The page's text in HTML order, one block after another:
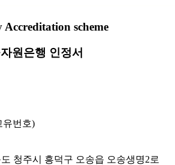
scheme
원은행 인정서
유번호)
청주시 흥덕구 오송읍 오송생명2로